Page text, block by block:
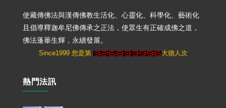
使藏傳佛法與漢傳佛教生活化、心靈化、科學化、藝術化
且倡導釋迦牟尼佛傳承之正法，使眾生有正確成佛之道，
佛法蓬蓽生輝，永續發展。
Since1999 您是第 大德人次
熱門法訊